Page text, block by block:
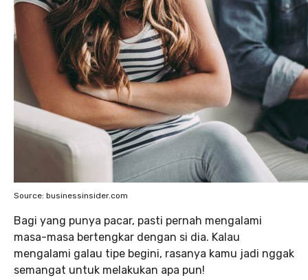
Source: businessinsider.com
Bagi yang punya pacar, pasti pernah mengalami
masa-masa bertengkar dengan si dia. Kalau
mengalami galau tipe begini, rasanya kamu jadi nggak
semangat untuk melakukan apa pun!